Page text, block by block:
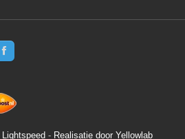
Lightspeed - Realisatie door Yellowlab